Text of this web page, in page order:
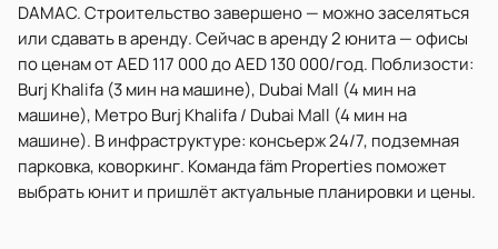
DAMAC. Строительство завершено — можно заселяться
или сдавать в аренду. Сейчас в аренду 2 юнита — офисы
по ценам от AED 117 000 до AED 130 000/год. Поблизости:
Burj Khalifa (3 мин на машине), Dubai Mall (4 мин на
машине), Метро Burj Khalifa / Dubai Mall (4 мин на
машине). В инфраструктуре: консьерж 24/7, подземная
парковка, коворкинг. Команда fäm Properties поможет
выбрать юнит и пришлёт актуальные планировки и цены.